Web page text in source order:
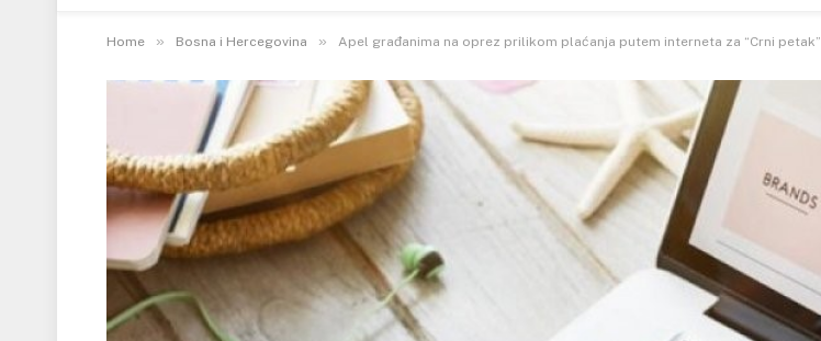
Home » Bosna i Hercegovina » Apel građanima na oprez prilikom plaćanja putem interneta za “Crni petak”